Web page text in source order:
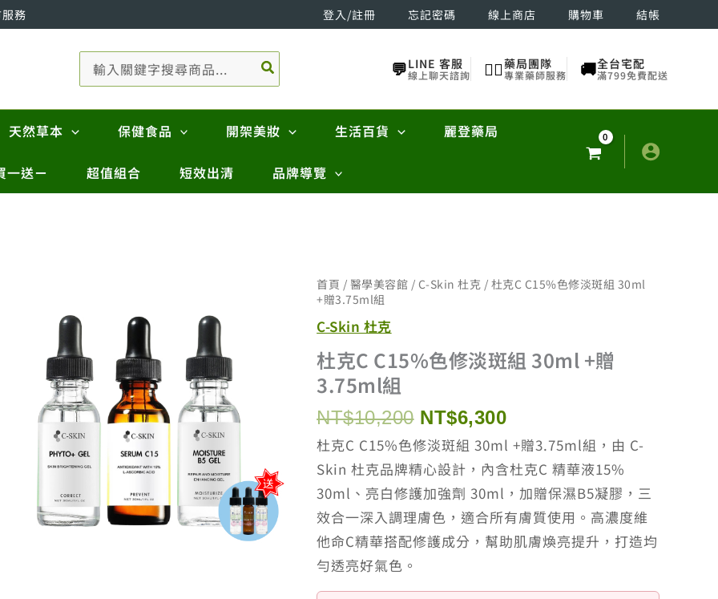
務 登入/註冊 忘記密碼 線上商店 購物車 結帳
尋：
💬LINE 客服
線上聊天諮詢 👨‍⚕️藥局團隊
專業藥師服務 🚚全台宅配
滿799免費配送
天然草本 保健食品 開架美妝 生活百貨 麗登藥局
一送ㄧ 超值組合 短效出清 品牌導覽
首頁 / 醫學美容館 / C-Skin 杜克 / 杜克C C15%色修淡斑組 30ml
+贈3.75ml組
C-Skin 杜克
杜克C C15%色修淡斑組 30ml +贈
3.75ml組
NT$10,200 原
始
價
格：
NT$10,200。
NT$6,300目
前
價
格：
NT$6,300。
杜克C C15%色修淡斑組 30ml +贈3.75ml組，由 C-
Skin 杜克品牌精心設計，內含杜克C 精華液15%
30ml、亮白修護加強劑 30ml，加贈保濕B5凝膠，三
效合一深入調理膚色，適合所有膚質使用。高濃度維
他命C精華搭配修護成分，幫助肌膚煥亮提升，打造均
勻透亮好氣色。